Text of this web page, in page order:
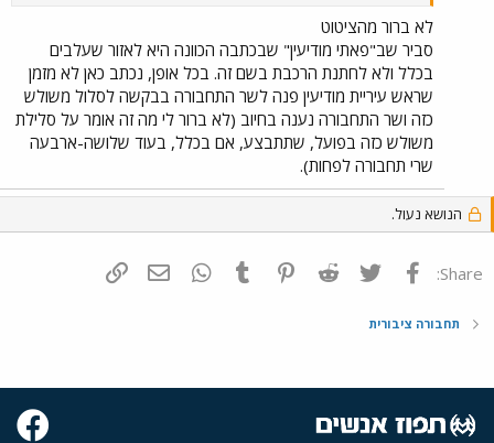
לא ברור מהציטוט
סביר שב"פאתי מודיעין" שבכתבה הכוונה היא לאזור שעלבים
בכלל ולא לחתנת הרכבת בשם זה. בכל אופן, נכתב כאן לא מזמן
שראש עיריית מודיעין פנה לשר התחבורה בבקשה לסלול משולש
כזה ושר התחבורה נענה בחיוב (לא ברור לי מה זה אומר על סלילת
משולש כזה בפועל, שתתבצע, אם בכלל, בעוד שלושה-ארבעה
שרי תחבורה לפחות).
הנושא נעול.
Share: פייסבוק Twitter
Reddit
Pinterest
Tumblr
WhatsAppדואר אלקטרוני
תחבורה ציבורית